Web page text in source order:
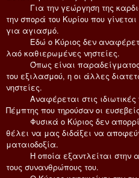
Για την γεώργηση της
την σπορά του Κυρίου που
για αγιασμό.
Εδώ ο Κύριος δεν
λαό καθιερωμένες νηστείες.
Όπως είναι παραδείγματος
του εξιλασμού, η οι άλλες
νηστείες.
Αναφέρεται στις ιδιωτικές
Πέμπτης που τηρούσαν οι
Φυσικά ο Κύριος δεν
θέλει να μας διδάξει να
ματαιοδοξία.
Η οποία εξαντλείται στην
τους συνανθρώπους του.